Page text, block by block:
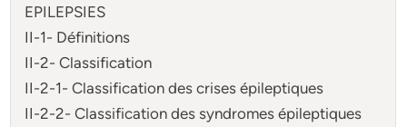
EPILEPSIES
II-1- Définitions
II-2- Classification
II-2-1- Classification des crises épileptiques
II-2-2- Classification des syndromes épileptiques